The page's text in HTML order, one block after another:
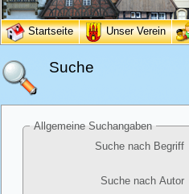
Startseite Unser Verein
Suche
Allgemeine Suchangaben
Suche nach Begriff
Suche nach Autor